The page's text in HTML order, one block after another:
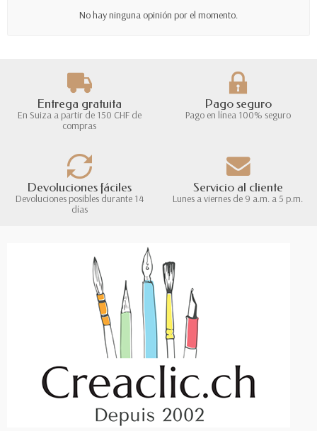
No hay ninguna opinión por el momento.
Entrega gratuita
En Suiza a partir de 150 CHF de
compras
Pago seguro
Pago en línea 100% seguro
Devoluciones fáciles
Devoluciones posibles durante 14
días
Servicio al cliente
Lunes a viernes de 9 a.m. a 5 p.m.